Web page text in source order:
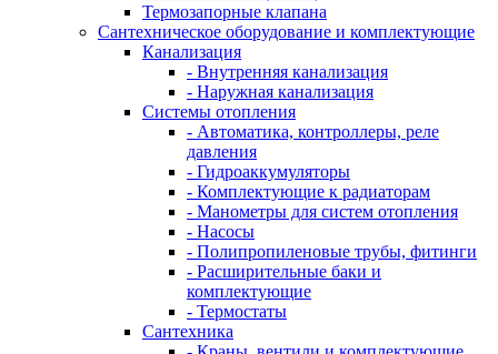
Термозапорные клапана
Сантехническое оборудование и комплектующие
Канализация
- Внутренняя канализация
- Наружная канализация
Системы отопления
- Автоматика, контроллеры, реле
давления
- Гидроаккумуляторы
- Комплектующие к радиаторам
- Манометры для систем отопления
- Насосы
- Полипропиленовые трубы, фитинги
- Расширительные баки и
комплектующие
- Термостаты
Сантехника